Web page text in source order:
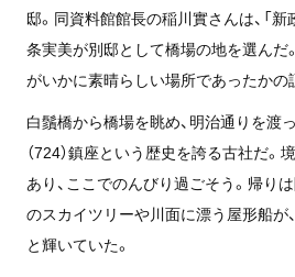
邸。同資料館館長の稲川實さんは、「
条実美が別邸として橋場の地を選んだ
がいかに素晴らしい場所であったかの
白鬚橋から橋場を眺め、明治通りを渡
（724）鎮座という歴史を誇る古社だ
あり、ここでのんびり過ごそう。帰り
のスカイツリーや川面に漂う屋形船が
と輝いていた。